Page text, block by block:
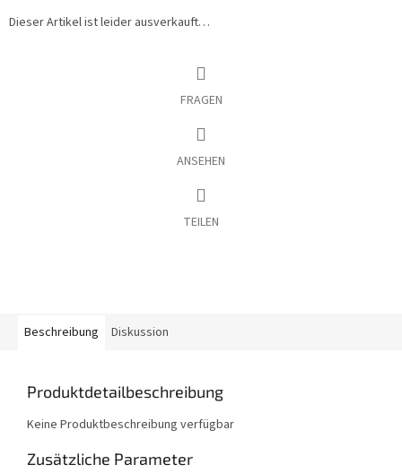
Dieser Artikel ist leider ausverkauft…
FRAGEN
ANSEHEN
TEILEN
Beschreibung Diskussion
Produktdetailbeschreibung
Keine Produktbeschreibung verfügbar
Zusätzliche Parameter